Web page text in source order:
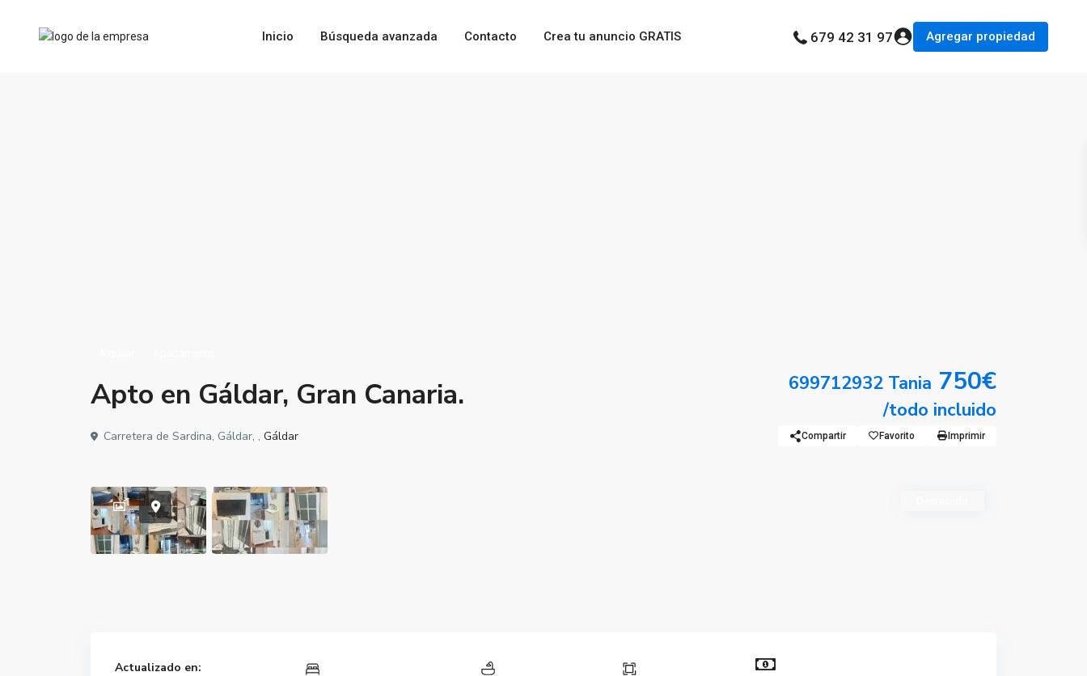
Inicio Búsqueda avanzada Contacto Crea tu anuncio GRATIS 679 42 31 97 Agregar propiedad
Apto en Gáldar, Gran Canaria. 699712932 Tania 750€
/todo incluido
Carretera de Sardina, Gáldar, , Gáldar Compartir Favorito Imprimir
Actualizado en: